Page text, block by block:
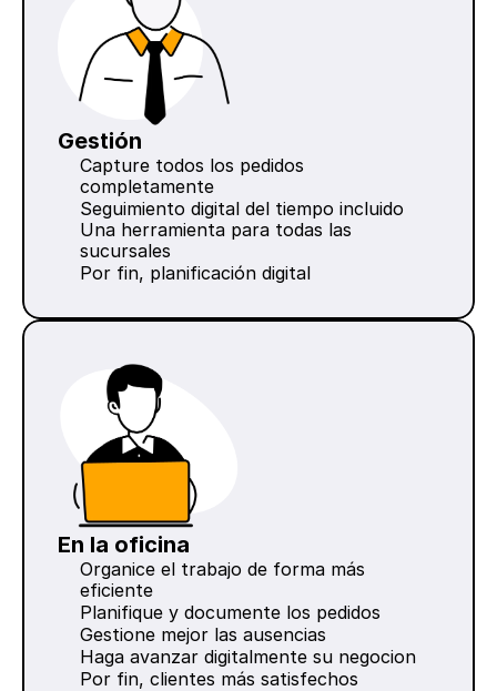
Gestión
Capture todos los pedidos
completamente
Seguimiento digital del tiempo incluido
Una herramienta para todas las
sucursales
Por fin, planificación digital
En la oficina
Organice el trabajo de forma más
eficiente
Planifique y documente los pedidos
Gestione mejor las ausencias
Haga avanzar digitalmente su negocion
Por fin, clientes más satisfechos